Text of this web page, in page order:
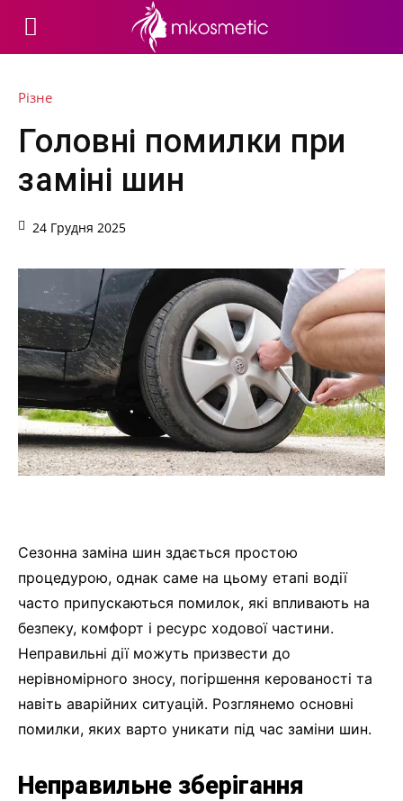
Різне
Головні помилки при
заміні шин
24 Грудня 2025
Сезонна заміна шин здається простою
процедурою, однак саме на цьому етапі водії
часто припускаються помилок, які впливають на
безпеку, комфорт і ресурс ходової частини.
Неправильні дії можуть призвести до
нерівномірного зносу, погіршення керованості та
навіть аварійних ситуацій. Розглянемо основні
помилки, яких варто уникати під час заміни шин.
Неправильне зберігання